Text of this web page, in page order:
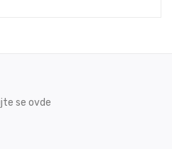
se ovde